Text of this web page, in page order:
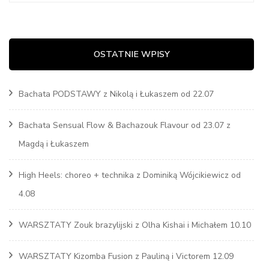
OSTATNIE WPISY
Bachata PODSTAWY z Nikolą i Łukaszem od 22.07
Bachata Sensual Flow & Bachazouk Flavour od 23.07 z
Magdą i Łukaszem
High Heels: choreo + technika z Dominiką Wójcikiewicz od
4.08
WARSZTATY Zouk brazylijski z Olha Kishai i Michałem 10.10
WARSZTATY Kizomba Fusion z Pauliną i Victorem 12.09